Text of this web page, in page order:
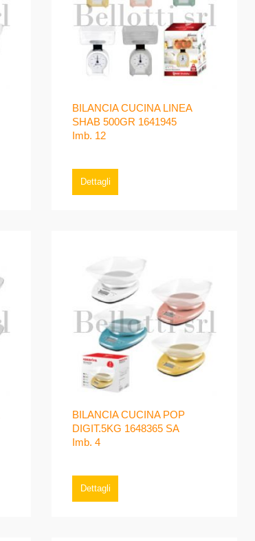
BILANCIA CUCINA LINEA
SHAB 500GR 1641945
Imb. 12
Dettagli
BILANCIA CUCINA POP
DIGIT.5KG 1648365 SA
Imb. 4
Dettagli